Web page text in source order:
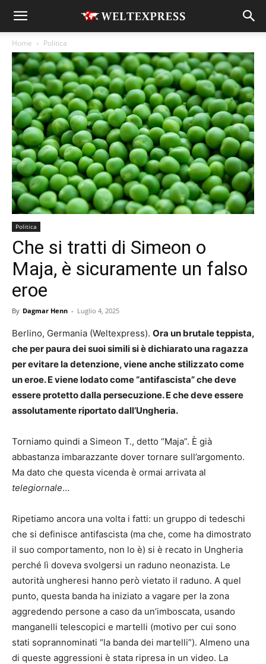
Home Politica
Politica
Che si tratti di Simeon o
Maja, è sicuramente un falso
eroe
By Dagmar Henn - Luglio 4, 2025
Berlino, Germania (Weltexpress). Ora un brutale teppista,
che per paura dei suoi simili si è dichiarato una ragazza
per evitare la detenzione, viene anche stilizzato come
un eroe. E viene lodato come “antifascista” che deve
essere protetto dalla persecuzione. E che deve essere
assolutamente riportato dall’Ungheria.
Torniamo quindi a Simeon T., detto “Maja”. È già
abbastanza imbarazzante dover tornare sull’argomento.
Ma dato che questa vicenda è ormai arrivata al
telegiornale…
Ripetiamo ancora una volta i fatti: un gruppo di tedeschi
che si definisce antifascista (ma che, come ha dimostrato
il suo comportamento, non lo è) si è recato in Ungheria
perché lì doveva svolgersi un raduno neonazista. Le
autorità ungheresi hanno però vietato il raduno. A quel
punto, questa banda ha iniziato a vagare per la zona
aggredendo persone a caso da un’imboscata, usando
manganelli telescopici e martelli (motivo per cui sono
stati soprannominati “la banda dei martelli”). Almeno una
di queste aggressioni è stata ripresa in un video. La